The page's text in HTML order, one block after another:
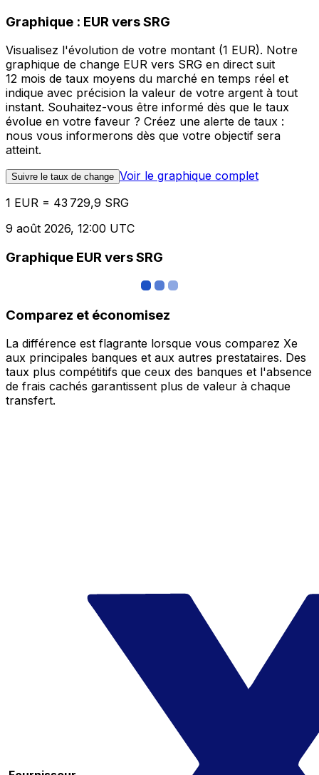
Graphique : EUR vers SRG
Visualisez l'évolution de votre montant (1 EUR). Notre
graphique de change EUR vers SRG en direct suit
12 mois de taux moyens du marché en temps réel et
indique avec précision la valeur de votre argent à tout
instant. Souhaitez-vous être informé dès que le taux
évolue en votre faveur ? Créez une alerte de taux :
nous vous informerons dès que votre objectif sera
atteint.
Suivre le taux de change Voir le graphique complet
1 EUR = 43 729,9 SRG
9 août 2026, 12:00 UTC
Graphique EUR vers SRG
Comparez et économisez
La différence est flagrante lorsque vous comparez Xe
aux principales banques et aux autres prestataires. Des
taux plus compétitifs que ceux des banques et l'absence
de frais cachés garantissent plus de valeur à chaque
transfert.